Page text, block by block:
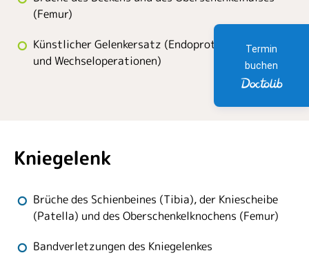
(Femur)
Künstlicher Gelenkersatz (Endoprothetik der Hüfte
und Wechseloperationen)
Kniegelenk
Brüche des Schienbeines (Tibia), der Kniescheibe
(Patella) und des Oberschenkelknochens (Femur)
Bandverletzungen des Kniegelenkes
Termin
buchen